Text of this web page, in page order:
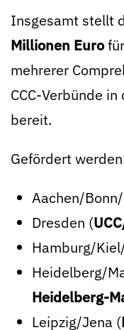
Insgesamt stellt
Millionen Euro
mehrerer
CCC-Verbünde
bereit.
Gefördert
Aachen/
Dresden (
Hamburg/
Heidelberg/
Heidelberg-
Leipzig/Jena (